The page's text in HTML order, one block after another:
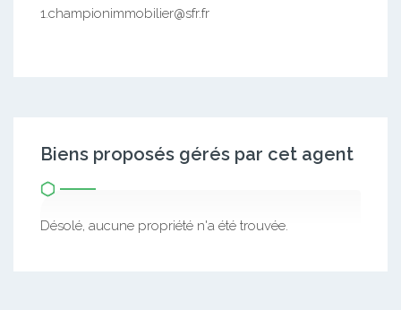
1.championimmobilier@sfr.fr
Biens proposés gérés par cet agent
Désolé, aucune propriété n'a été trouvée.